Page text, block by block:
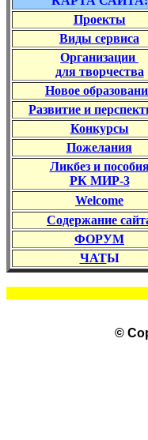
Проекты
Виды сервиса
Организации
для творчества
Новое
Развитие и
Конкурсы
Пожелания
Ликбез и
РК МИР-3
Welcome
Содержание
ФОРУМ
ЧАТЫ
©